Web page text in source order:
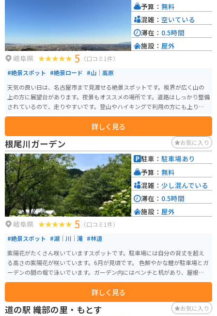
岐阜県 5 （口コミ1件）
#絶景スポット #絶景ロード #山｜高原
天気の良い日は、名古屋市まで見渡せる絶景スポットです。視界が広く山の
上の方に展望台があります。夜景もオススメの場所です。道路はしっかり整備
されているので、走りやすいです。登山やハイキングで利用の方にも上りや
すい山です。
詳しく見る
予算： 無料
混雑： 空いている
滞在： 0.5時間
施設： 屋外
根尾川ガーデン お気に入り
岐阜県 5 （口コミ1件）
#絶景スポット #湖｜川｜滝 #林道
紫陽花がたくさん咲いていますスポットです。駐車場には自分の背丈を超え
る高さの紫陽花が咲いています。6月が見頃です。 色鮮やかな鯉が駐車場とガ
ーデンの間の堀で泳いでいます。ガーデン内にはベンチと机があり、屋根付
きなので涼むことが出来ます。6月に楽しめるツーリングスポットです。
詳しく見る
駐車： 駐車場あり
予算： 無料
混雑： 少し混んでいる
滞在： 0.5時間
施設： 屋外
道の駅 織部の里・もとす お気に入り